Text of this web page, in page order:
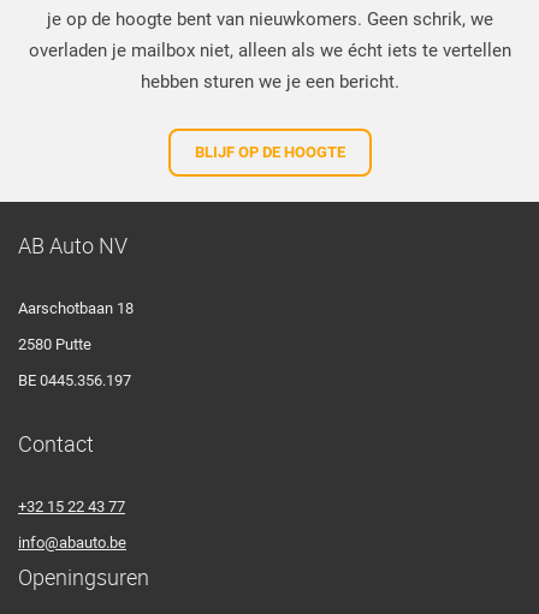
je op de hoogte bent van nieuwkomers. Geen schrik, we
overladen je mailbox niet, alleen als we écht iets te vertellen
hebben sturen we je een bericht.
BLIJF OP DE HOOGTE
AB Auto NV
Aarschotbaan 18
2580 Putte
BE 0445.356.197
Contact
+32 15 22 43 77
info@abauto.be
Openingsuren